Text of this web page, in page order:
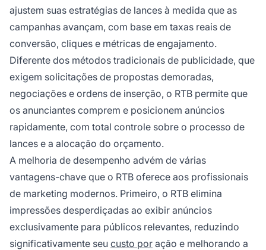
ajustem suas estratégias de lances à medida que as
campanhas avançam, com base em taxas reais de
conversão, cliques e métricas de engajamento.
Diferente dos métodos tradicionais de publicidade, que
exigem solicitações de propostas demoradas,
negociações e ordens de inserção, o RTB permite que
os anunciantes comprem e posicionem anúncios
rapidamente, com total controle sobre o processo de
lances e a alocação do orçamento.
A melhoria de desempenho advém de várias
vantagens-chave que o RTB oferece aos profissionais
de marketing modernos. Primeiro, o RTB elimina
impressões desperdiçadas ao exibir anúncios
exclusivamente para públicos relevantes, reduzindo
significativamente seu custo por ação e melhorando a